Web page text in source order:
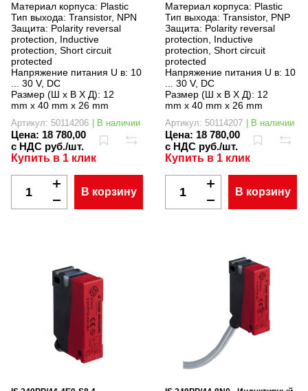
Материал корпуса: Plastic
Тип выхода: Transistor, NPN
Защита: Polarity reversal
protection, Inductive
protection, Short circuit
protected
Напряжение питания U в: 10
... 30 V, DC
Размер (Ш x В X Д): 12
mm x 40 mm x 26 mm
Артикул: 50114206 | В наличии
Цена: 18 780,00
с НДС руб./шт.
Купить в 1 клик
В корзину
Материал корпуса: Plastic
Тип выхода: Transistor, PNP
Защита: Polarity reversal
protection, Inductive
protection, Short circuit
protected
Напряжение питания U в: 10
... 30 V, DC
Размер (Ш x В X Д): 12
mm x 40 mm x 26 mm
Артикул: 50114207 | В наличии
Цена: 18 780,00
с НДС руб./шт.
Купить в 1 клик
В корзину